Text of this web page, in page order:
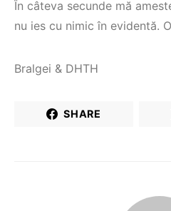
În câteva secunde mă
nu ies cu nimic în evidentă.
Bralgei & DHTH
SHARE